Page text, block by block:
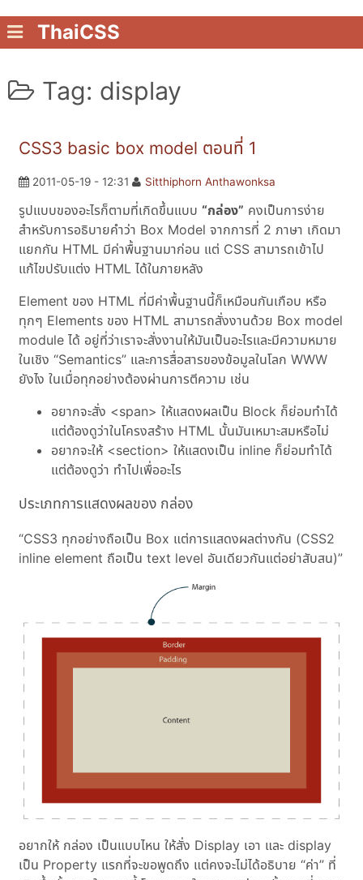
ThaiCSS
Tag: display
CSS3 basic box model ตอนที่ 1
2011-05-19 - 12:31 Sitthiphorn Anthawonksa
รูปแบบของอะไรก็ตามที่เกิดขึ้นแบบ “กล่อง” คงเป็นการง่าย
สำหรับการอธิบายคำว่า Box Model จากการที่ 2 ภาษา เกิดมา
แยกกัน HTML มีค่าพื้นฐานมาก่อน แต่ CSS สามารถเข้าไป
แก้ไขปรับแต่ง HTML ได้ในภายหลัง
Element ของ HTML ที่มีค่าพื้นฐานนี้ก็เหมือนกันเกือบ หรือ
ทุกๆ Elements ของ HTML สามารถสั่งงานด้วย Box model
module ได้ อยู่ที่ว่าเราจะสั่งงานให้มันเป็นอะไรและมีความหมาย
ในเชิง “Semantics” และการสื่อสารของข้อมูลในโลก WWW
ยังไง ในเมื่อทุกอย่างต้องผ่านการตีความ เช่น
อยากจะสั่ง <span> ให้แสดงผลเป็น Block ก็ย่อมทำได้
แต่ต้องดูว่าในโครงสร้าง HTML นั้นมันเหมาะสมหรือไม่
อยากจะให้ <section> ให้แสดงเป็น inline ก็ย่อมทำได้
แต่ต้องดูว่า ทำไปเพื่ออะไร
ประเภทการแสดงผลของ กล่อง
CSS3 ทุกอย่างถือเป็น Box แต่การแสดงผลต่างกัน (CSS2
inline element ถือเป็น text level อันเดียวกันแต่อย่าสับสน)
อยากให้ กล่อง เป็นแบบไหน ให้สั่ง Display เอา และ display
เป็น Property แรกที่จะขอพูดถึง แต่คงจะไม่ได้อธิบาย “ค่า” ที่